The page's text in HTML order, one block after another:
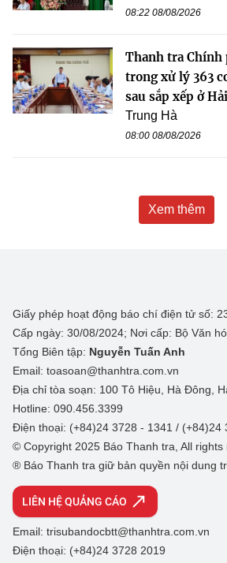
08:22 08/08/2026
Thanh tra
trong xử lý 363
sau sắp xếp ở
Trung Hà
08:00 08/08/2026
Xem thêm
Giấy phép hoạt động báo chí điện tử số:
Cấp ngày: 30/08/2024; Nơi cấp: Bộ Văn
Tổng Biên tập: Nguyễn Tuấn Anh
Email: toasoan@thanhtra.com.vn
Địa chỉ tòa soạn: 100 Tô Hiệu, Hà Đông,
Hotline: 090.456.3399
Điện thoại: (+84)24 3728 - 1341 / (+84)24
© Copyright 2025 Báo Thanh tra, All rights
® Báo Thanh tra giữ bản quyền nội dung
LIÊN HỆ QUẢNG CÁO
Email: trisubandocbtt@thanhtra.com.vn
Điện thoại: (+84)24 3728 2019